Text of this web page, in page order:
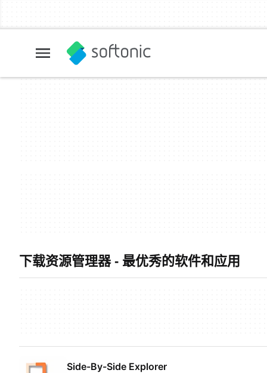
下载资源管理器 - 最优秀的软件和应用
Side-By-Side Explorer